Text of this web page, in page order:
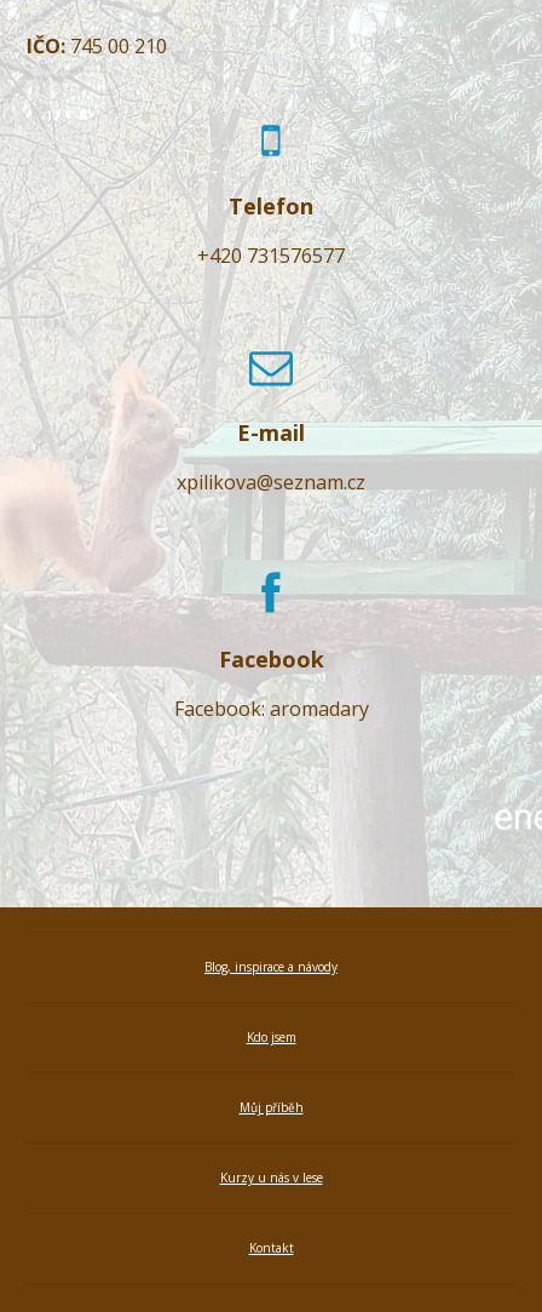
IČO:745 00 210
Telefon
+420 731576577
E-mail
xpilikova@seznam.cz
Facebook
Facebook: aromadary
Blog, inspirace a návody
Kdo jsem
Můj příběh
Kurzy u nás v lese
Kontakt